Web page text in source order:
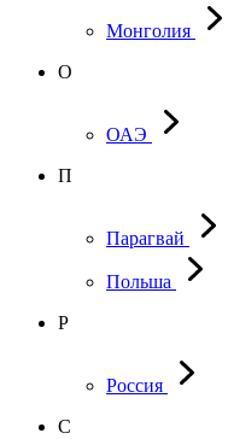
Монголия
О
ОАЭ
П
Парагвай
Польша
Р
Россия
С